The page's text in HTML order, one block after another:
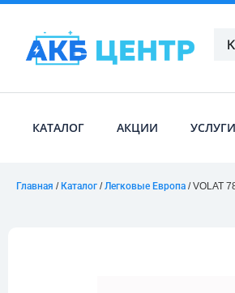
КАТАЛОГ АКЦИИ УСЛУГИ
Главная / Каталог /Легковые Европа / VOLAT